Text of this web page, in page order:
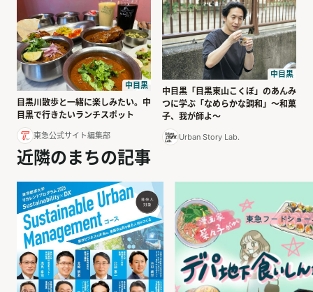
中目黒
目黒川散歩と一緒に楽しみたい。中
目黒で行きたいランチスポット
東急公式サイト編集部
中目黒
中目黒「目黒東山こくぼ」のあんみ
つに学ぶ「なめらかな調和」〜和菓
子、我が師よ〜
Urban Story Lab.
近隣のまちの記事